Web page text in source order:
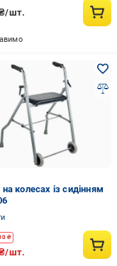
шт.
колесах із сидінням
₴
шт.